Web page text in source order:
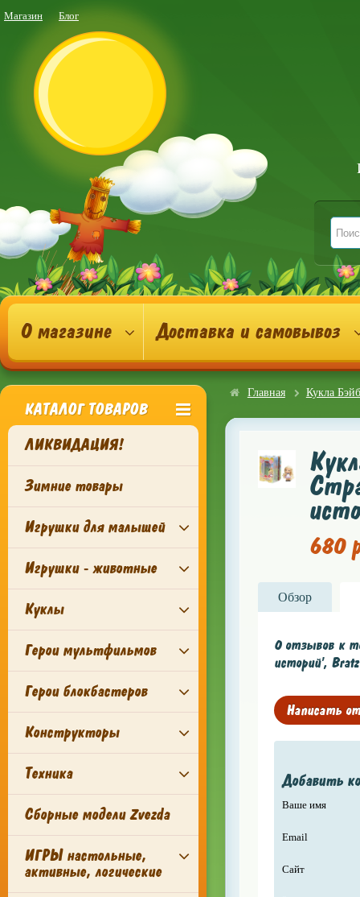
Магазин Блог
О магазине Доставка и самовывоз
КАТАЛОГ ТОВАРОВ
ЛИКВИДАЦИЯ!
Зимние товары
Игрушки для малышей
Игрушки - животные
Куклы
Герои мультфильмов
Герои блокбастеров
Конструкторы
Техника
Сборные модели Zvezda
ИГРЫ настольные,
активные, логические
Главная Кукла
680
Обзор
0 отзывов к
историй',
Написать
Добавить
Ваше имя
Email
Сайт